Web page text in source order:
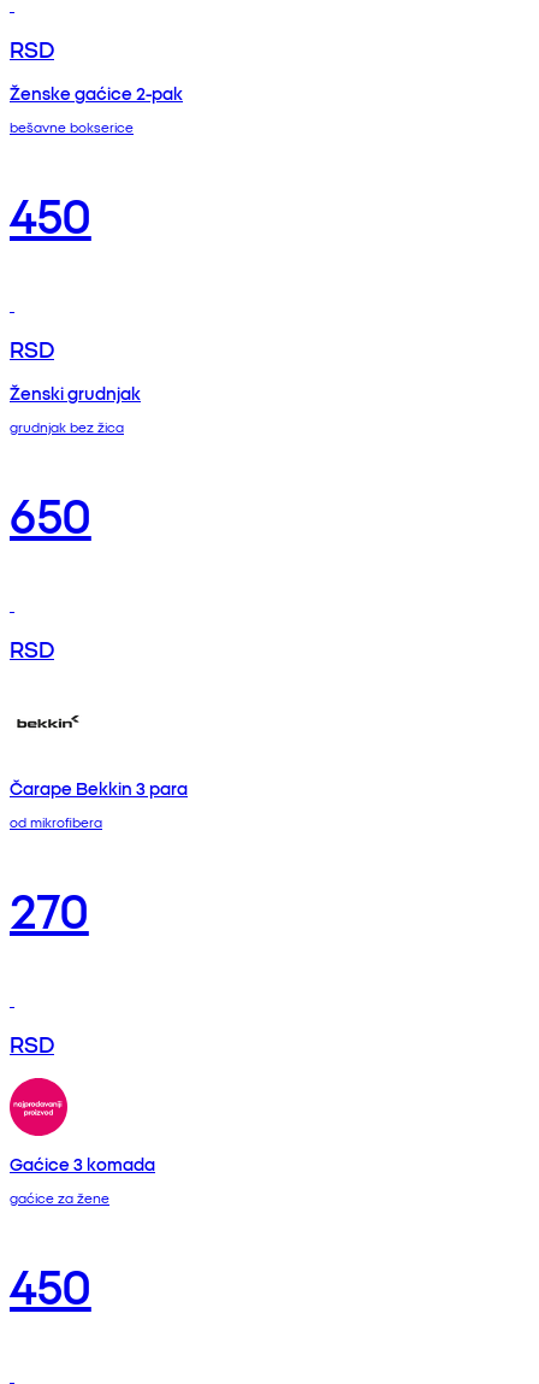
RSD
Ženske gaćice 2-pak
bešavne bokserice
450
RSD
Ženski grudnjak
grudnjak bez žica
650
RSD
Čarape Bekkin 3 para
od mikrofibera
270
RSD
Gaćice 3 komada
gaćice za žene
450